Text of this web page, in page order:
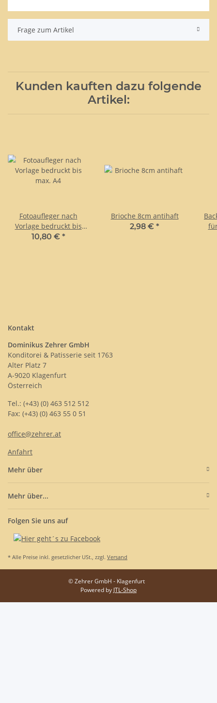
Frage zum Artikel
Kunden kauften dazu folgende
Artikel:
Fotoaufleger nach
Vorlage bedruckt bis
max. A4
10,80 € *
Brioche 8cm antihaft
2,98 € *
Kontakt
Dominikus Zehrer GmbH
Konditorei & Patisserie seit 1763
Alter Platz 7
A-9020 Klagenfurt
Österreich
Tel.: (+43) (0) 463 512 512
Fax: (+43) (0) 463 55 0 51
office@zehrer.at
Anfahrt
Mehr über
Mehr über...
Folgen Sie uns auf
* Alle Preise inkl. gesetzlicher USt., zzgl. Versand
© Zehrer GmbH - Klagenfurt
Powered by JTL-Shop